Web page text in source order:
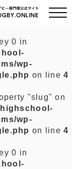
0 in
wp-
on line4
"slug" on
wp-
on line4
0 in